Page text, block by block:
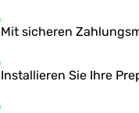
Mit sicheren
Installieren Sie Ihre